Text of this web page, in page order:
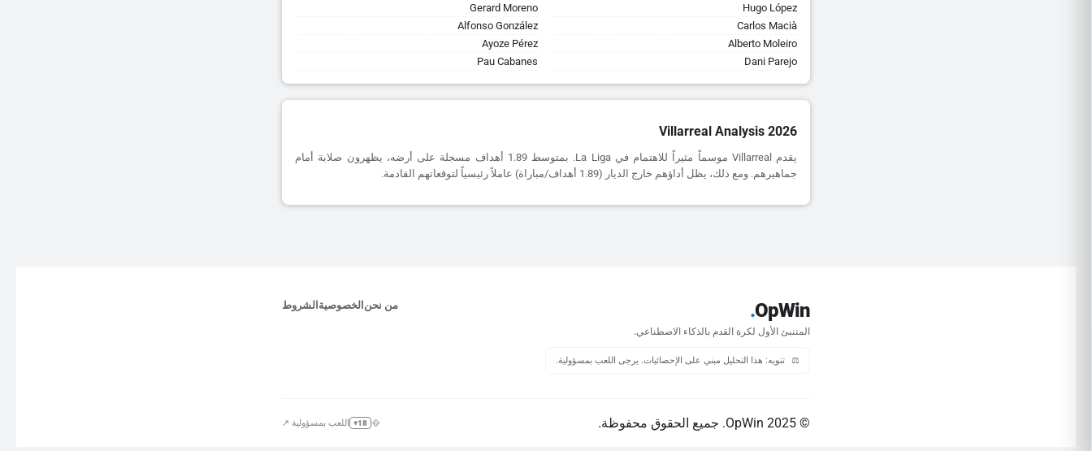
Hugo López
Carlos Macià
Alberto Moleiro
Dani Parejo
Gerard Moreno
Alfonso González
Ayoze Pérez
Pau Cabanes
Villarreal Analysis 2026
يقدم Villarreal موسماً مثيراً للاهتمام في La Liga. بمتوسط 1.89 أهداف مسجلة على أرضه، يظهرون صلابة أمام
جماهيرهم. ومع ذلك، يظل أداؤهم خارج الديار (1.89 أهداف/مباراة) عاملاً رئيسياً لتوقعاتهم القادمة.
OpWin
.
المتنبئ الأول لكرة القدم بالذكاء الاصطناعي.
من نحن الخصوصية الشروط
⚖️ تنويه: هذا التحليل مبني على الإحصائيات. يرجى اللعب بمسؤولية.
© 2025 OpWin. جميع الحقوق محفوظة. 18+ اللعب بمسؤولية ↗